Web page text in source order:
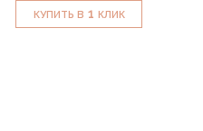
КУПИТЬ В 1 КЛИК